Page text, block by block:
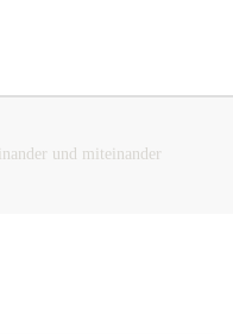
und miteinander